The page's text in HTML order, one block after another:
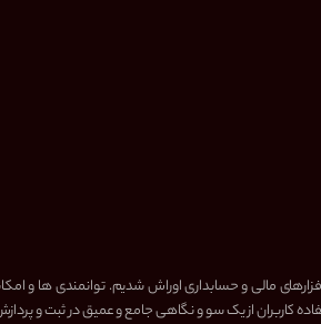
مالی و حسابداری اوراش شدیم. توانمندی ها و
کاربران از یک سو و نگاهی جامع و عمیق در ثبت و